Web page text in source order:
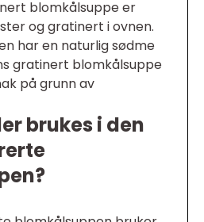
blomkålsuppe er
og gratinert i ovnen.
har en naturlig sødme
gratinert blomkålsuppe
på grunn av
brukes i den